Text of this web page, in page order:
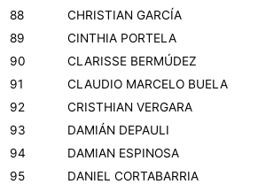
88
CHRISTIAN GARCÍA
89
CINTHIA PORTELA
90
CLARISSE BERMÚDEZ
91
CLAUDIO MARCELO BUELA
92
CRISTHIAN VERGARA
93
DAMIÁN DEPAULI
94
DAMIAN ESPINOSA
95
DANIEL CORTABARRIA